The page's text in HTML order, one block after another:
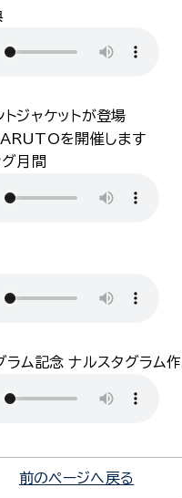
トジャケットが登場
を開催します
グ月間
ム記念 ナルスタグラム
前のページへ戻る